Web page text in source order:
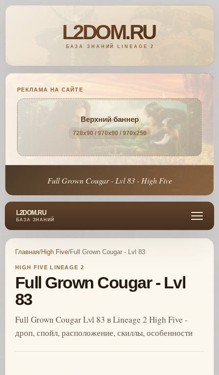
РЕКЛАМА НА САЙТЕ
Верхний баннер
728x90 / 970x90 / 970x250
Full Grown Cougar - Lvl 83 - High Five
L2DOM.RU
БАЗА ЗНАНИЙ
Главная/High Five/Full Grown Cougar - Lvl 83
HIGH FIVE LINEAGE 2
Full Grown Cougar - Lvl
83
Full Grown Cougar Lvl 83 в Lineage 2 High Five -
дроп, спойл, расположение, скиллы, особенности